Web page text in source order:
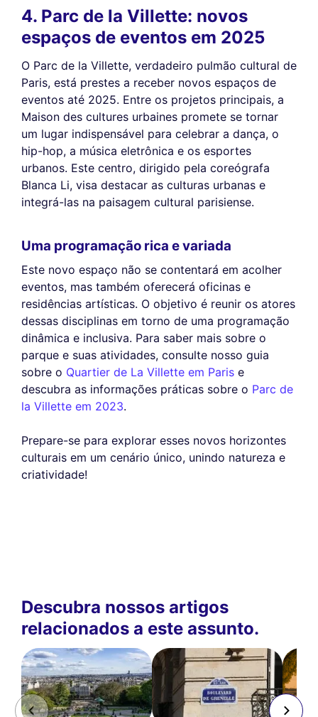
4. Parc de la Villette: novos
espaços de eventos em 2025
O Parc de la Villette, verdadeiro pulmão cultural de
Paris, está prestes a receber novos espaços de
eventos até 2025. Entre os projetos principais, a
Maison des cultures urbaines promete se tornar
um lugar indispensável para celebrar a dança, o
hip-hop, a música eletrônica e os esportes
urbanos. Este centro, dirigido pela coreógrafa
Blanca Li, visa destacar as culturas urbanas e
integrá-las na paisagem cultural parisiense.
Uma programação rica e variada
Este novo espaço não se contentará em acolher
eventos, mas também oferecerá oficinas e
residências artísticas. O objetivo é reunir os atores
dessas disciplinas em torno de uma programação
dinâmica e inclusiva. Para saber mais sobre o
parque e suas atividades, consulte nosso guia
sobre o Quartier de La Villette em Paris e
descubra as informações práticas sobre o Parc de
la Villette em 2023.
Prepare-se para explorar esses novos horizontes
culturais em um cenário único, unindo natureza e
criatividade!
Descubra nossos artigos
relacionados a este assunto.